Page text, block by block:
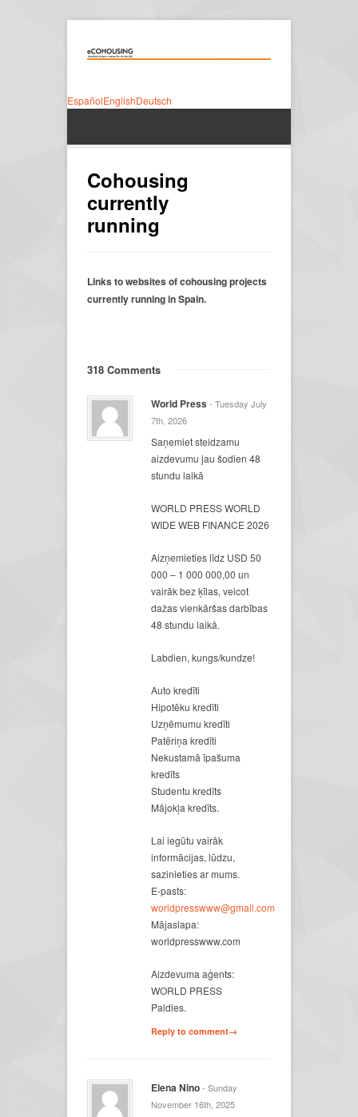
EspañolEnglishDeutsch
Cohousing
currently
running
Links to websites of cohousing projects
currently running in Spain.
318 Comments
World Press - Tuesday July
7th, 2026
Saņemiet steidzamu
aizdevumu jau šodien 48
stundu laikā
WORLD PRESS WORLD
WIDE WEB FINANCE 2026
Aizņemieties līdz USD 50
000 – 1 000 000,00 un
vairāk bez ķīlas, veicot
dažas vienkāršas darbības
48 stundu laikā.
Labdien, kungs/kundze!
Auto kredīti
Hipotēku kredīti
Uzņēmumu kredīti
Patēriņa kredīti
Nekustamā īpašuma
kredīts
Studentu kredīts
Mājokļa kredīts.
Lai iegūtu vairāk
informācijas, lūdzu,
sazinieties ar mums.
E-pasts:
worldpresswww@gmail.com
Mājaslapa:
worldpresswww.com
Aizdevuma aģents:
WORLD PRESS
Paldies.
Reply to comment→
Elena Nino- Sunday
November 16th, 2025